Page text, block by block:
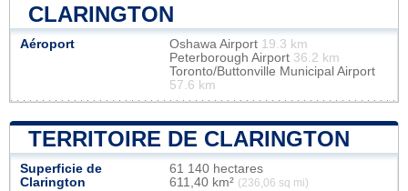
CLARINGTON
Aéroport Oshawa Airport 19.3 km
Peterborough Airport 36.2 km
Toronto/Buttonville Municipal Airport
57.6 km
TERRITOIRE DE CLARINGTON
Superficie de
Clarington
61 140 hectares
611,40 km² (236,06 sq mi)